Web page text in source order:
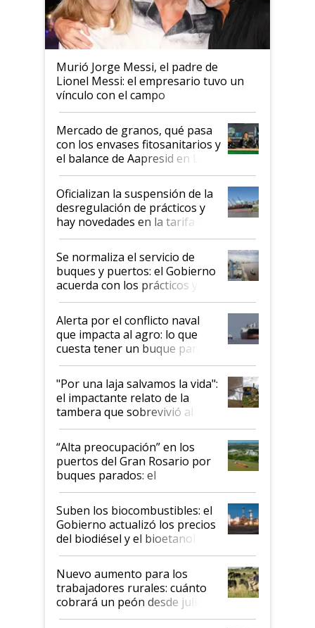
Murió Jorge Messi, el padre de
Lionel Messi: el empresario tuvo un
vínculo con el campo
Mercado de granos, qué pasa
con los envases fitosanitarios y
el balance de Aapresid en La
Posta
Oficializan la suspensión de la
desregulación de prácticos y
hay novedades en la tarifa de
la hidrovía
Se normaliza el servicio de
buques y puertos: el Gobierno
acuerda con los prácticos y
suspende el decreto de
desregulación
Alerta por el conflicto naval
que impacta al agro: lo que
cuesta tener un buque parado
y el peligro de que Argentina
pase a ser "país sucio"
"Por una laja salvamos la vida":
el impactante relato de la
tambera que sobrevivió al
tornado
“Alta preocupación” en los
puertos del Gran Rosario por
buques parados: el
funcionamiento de las
exportadoras en tensión tras
la medida de fuerza de los
prácticos
Suben los biocombustibles: el
Gobierno actualizó los precios
del biodiésel y el bioetanol
Nuevo aumento para los
trabajadores rurales: cuánto
cobrará un peón desde julio